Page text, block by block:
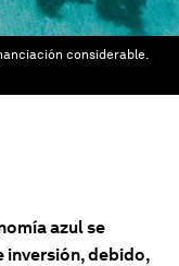
considerable.
azul se
inversión, debido,